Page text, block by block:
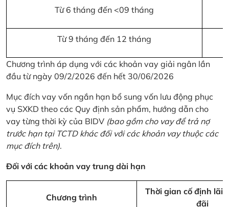
Từ 6 tháng đến <09 tháng
Từ 9 tháng đến 12 tháng
Chương trình áp dụng với các khoản vay giải ngân lần
đầu từ ngày 09/2/2026 đến hết 30/06/2026
Mục đích vay vốn ngắn hạn bổ sung vốn lưu động phục
vụ SXKD theo các Quy định sản phẩm, hướng dẫn cho
vay từng thời kỳ của BIDV (bao gồm cho vay để trả nợ
trước hạn tại TCTD khác đối với các khoản vay thuộc các
mục đích trên).
Đối với các khoản vay trung dài hạn
Chương trình
Thời gian cố định lãi
đãi